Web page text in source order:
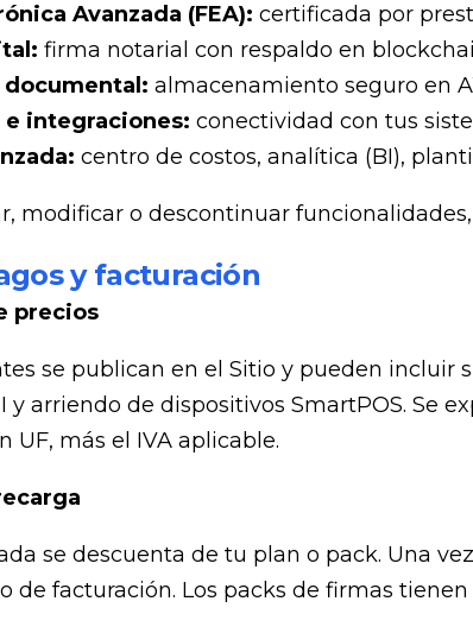
Avanzada (FEA):certificada por
firma notarial con respaldo en
documental:almacenamiento seguro en
e integraciones:conectividad con tus
centro de costos, analítica (BI),
modificar o descontinuar
y facturación
precios
se publican en el Sitio y pueden
y arriendo de dispositivos SmartPOS. Se
UF, más el IVA aplicable.
se descuenta de tu plan o pack. Una
de facturación. Los packs de firmas